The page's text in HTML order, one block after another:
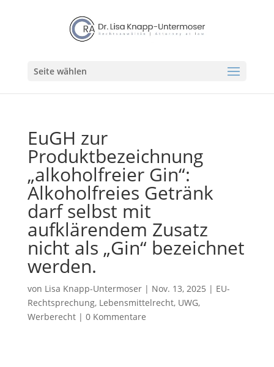
Seite wählen
EuGH zur
Produktbezeichnung
„alkoholfreier Gin“:
Alkoholfreies Getränk
darf selbst mit
aufklärendem Zusatz
nicht als „Gin“ bezeichnet
werden.
von Lisa Knapp-Untermoser| Nov. 13, 2025 | EU-
Rechtsprechung, Lebensmittelrecht, UWG,
Werberecht| 0 Kommentare